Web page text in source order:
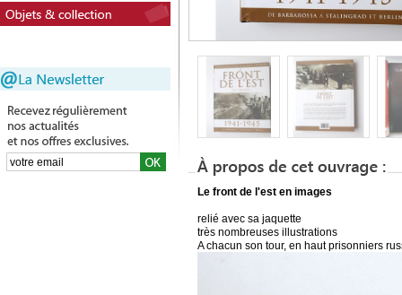
Le front de l'est en images
relié avec sa jaquette
très nombreuses illustrations
A chacun son tour, en haut prisonniers